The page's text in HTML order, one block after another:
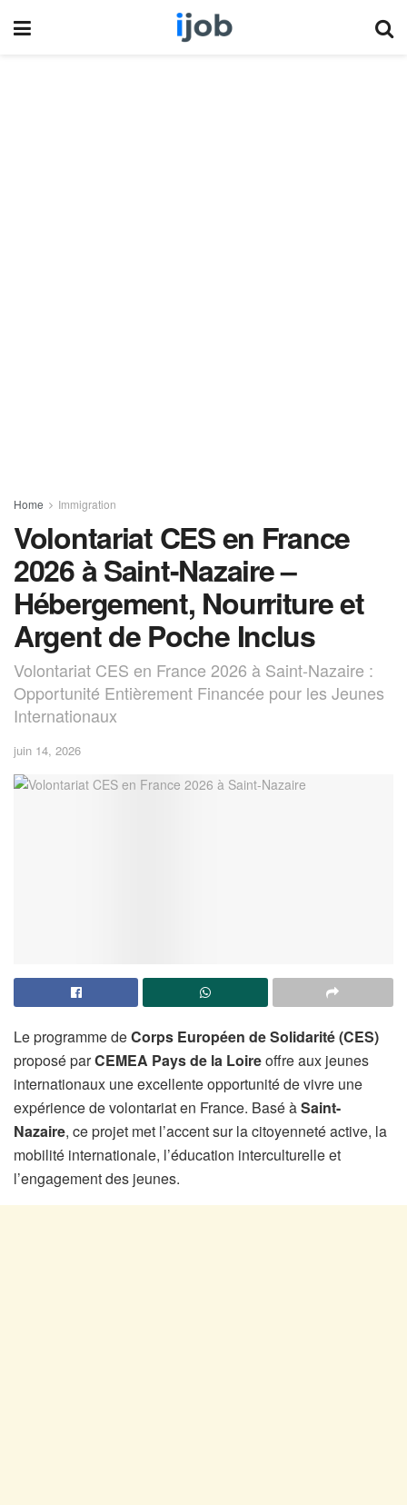
Home Immigration
Volontariat CES en France
2026 à Saint-Nazaire –
Hébergement, Nourriture et
Argent de Poche Inclus
Volontariat CES en France 2026 à Saint-Nazaire :
Opportunité Entièrement Financée pour les Jeunes
Internationaux
juin 14, 2026
Le programme deCorps Européen de Solidarité (CES)
proposé parCEMEA Pays de la Loireoffre aux jeunes
internationaux une excellente opportunité de vivre une
expérience de volontariat en France. Basé àSaint-
Nazaire, ce projet met l’accent sur la citoyenneté active, la
mobilité internationale, l’éducation interculturelle et
l’engagement des jeunes.